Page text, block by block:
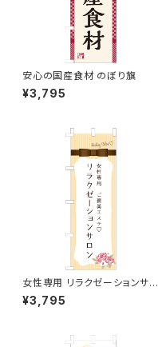
安心の国産食材 のぼり旗
¥3,795
女性専用 リラクゼーションサロ
ン オレンジ のぼり旗
¥3,795